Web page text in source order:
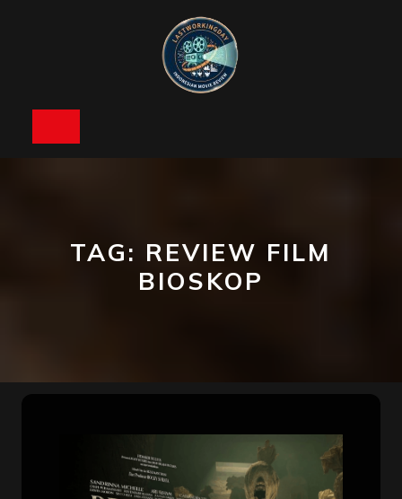
TAG: REVIEW FILM
BIOSKOP